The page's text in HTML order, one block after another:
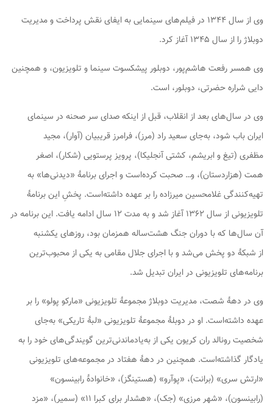
وی از سال ۱۳۴۴ در فیلم‌های سینمایی به ایفای نقش پرداخت و مدیریت
دوبلاژ را از سال ۱۳۴۵ آغاز کرد.
وی همسر رفعت هاشم‌پور، دوبلور پیشکسوت سینما و تلویزیون، و همچنین
دایی شراره حضرتی، دوبلور، است.
وی در سال‌های بعد از انقلاب، قبل از اینکه صدای سر صحنه در سینمای
ایران باب شود، به‌جای سعید راد (مرز)، فرامرز قریبیان (آوار)، مجید
مظفری (تیغ و ابریشم، کشتی آنجلیکا)، پرویز پرستویی (شکار)، اصغر
همت (هزاردستان)، و… صحبت کرده‌است و اجرای برنامهٔ «دیدنی‌ها» به
تهیه‌کنندگی غلامحسین میرزاده را بر عهده داشته‌است. پخشِ این برنامهٔ
تلویزیونی از سال ۱۳۶۲ آغاز شد و به مدت ۱۲ سال ادامه یافت. این برنامه در
آن سال‌ها که با دوران جنگ هشت‌ساله همزمان بود، روزهای یکشنبه
از شبکهٔ دو پخش می‌شد و با اجرای جلال مقامی به یکی از محبوب‌ترین
برنامه‌های تلویزیونی در ایران تبدیل شد.
وی در دههٔ شصت، مدیریت دوبلاژ مجموعهٔ تلویزیونی «مارکو پولو» را بر
عهده داشته‌است. او در دوبلهٔ مجموعهٔ تلویزیونی «لبهٔ تاریکی» به‌جای
شخصیت‌رونالد ران کریون یکی از به‌یادماندنی‌ترین گویندگی‌های خود را به
یادگار گذاشته‌است. همچنین در دههٔ هفتاد در مجموعه‌های تلویزیونی
«ارتش سری» (برانت)، «پوآرو» (هستینگز)، «خانوادهٔ رابینسون»
(رابینسون)، «شهر مرزی» (جک)، «هشدار برای کبرا ۱۱» (سمیر)، «مزد